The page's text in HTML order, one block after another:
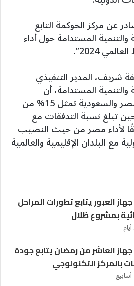
عن مركز الحوكمة التابع
المستدامة حول أداء
2024”.
شريف، المدير التنفيذي
المستدامة، أن
التدفقات الدولية بين مصر والسعودية تمثل 15% من
تبلغ نسبة التدفقات مع
وفقًا لأداء مصر من حيث النصيب
مع البلدان الإقليمية والعالمية
العبور يتابع تطورات المراحل
بمشروع ظلال
العاشر من رمضان يتابع جودة
بالمركز التكنولوجي